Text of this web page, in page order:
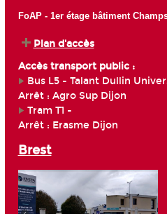
FoAP - 1er étage bâtiment
Plan d'accès
Accès transport public :
Bus L5 - Talant Dullin
Arrêt : Agro Sup Dijon
Tram T1 -
Arrêt : Erasme Dijon
Brest